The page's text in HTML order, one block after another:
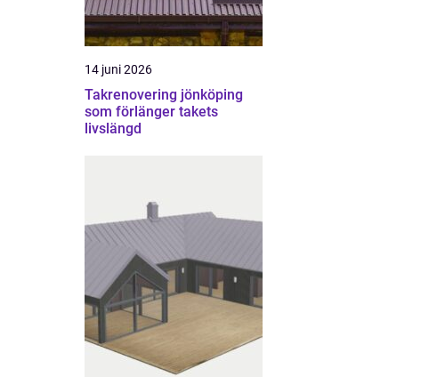
14 juni 2026
Takrenovering jönköping
som förlänger takets
livslängd